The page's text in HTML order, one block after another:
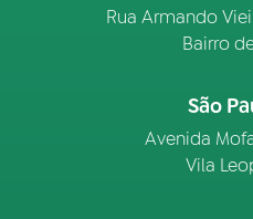
Rua Armando
Bairro
São
Avenida
Vila